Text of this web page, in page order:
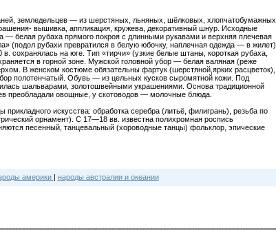
земледельцев — из шерстяных, льняных, шёлковых, хлопчатобумажных.
вышивка, аппликация, кружева, декоративный шнур. Исходные
— белая рубаха прямого покроя с длинными рукавами и верхняя плечевая
(подол рубахи превратился в белую юбочку, наплечная одежда — в жилет)
сохранялась на юге. Тип «тирчи» (узкие белые штаны, короткая рубаха,
в горной зоне. Мужской головной убор — белая валяная (реже
В женском костюме обязательны фартук (шерстяной,ярких расцветок),
полотенчатый. Обувь — из цельных кусков сыромятной кожи. Под
шальварами, золотошвейными украшениями. Основа традиционной
преобладали овощные, у скотоводов — молочные блюда.
искусства: обработка серебра (литьё, филигрань), резьба по
орнамент). С 17—18 вв. известна полихромная роспись
песенный, танцевальный (хороводные танцы) фольклор, эпические
америки | народы австралии и океании